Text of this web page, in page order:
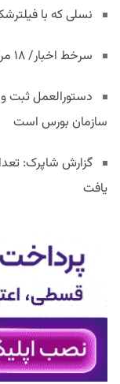
نسلی که با
سرخط اخبار/ ۱۸ مرداد ۱۴۰۵
دستورالعمل ثبت و
سازمان بورس است
یافت